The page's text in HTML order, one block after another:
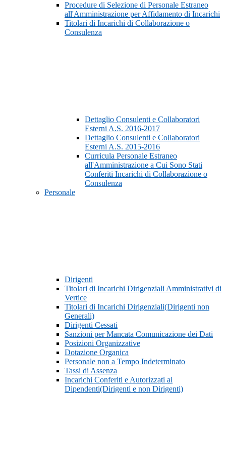
Procedure di Selezione di Personale Estraneo
all'Amministrazione per Affidamento di Incarichi
Titolari di Incarichi di Collaborazione o
Consulenza
Dettaglio Consulenti e Collaboratori
Esterni A.S. 2016-2017
Dettaglio Consulenti e Collaboratori
Esterni A.S. 2015-2016
Curricula Personale Estraneo
all'Amministrazione a Cui Sono Stati
Conferiti Incarichi di Collaborazione o
Consulenza
Personale
Dirigenti
Titolari di Incarichi Dirigenziali Amministrativi di
Vertice
Titolari di Incarichi Dirigenziali(Dirigenti non
Generali)
Dirigenti Cessati
Sanzioni per Mancata Comunicazione dei Dati
Posizioni Organizzative
Dotazione Organica
Personale non a Tempo Indeterminato
Tassi di Assenza
Incarichi Conferiti e Autorizzati ai
Dipendenti(Dirigenti e non Dirigenti)